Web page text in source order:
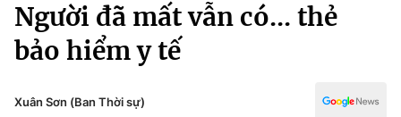
Chuyên mục
Chính trị
Pháp luật
Kinh tế
Thể thao
Văn hóa - Giải trí
Người đã mất vẫn có... thẻ
bảo hiểm y tế
Xuân Sơn (Ban Thời sự)